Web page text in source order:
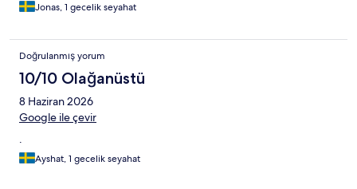
Jonas, 1 gecelik seyahat
Doğrulanmış yorum
10/10 Olağanüstü
8 Haziran 2026
Google ile çevir
.
Ayshat, 1 gecelik seyahat